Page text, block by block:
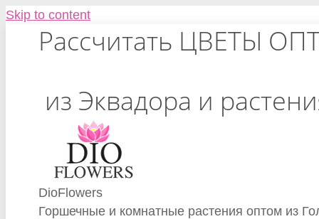
Skip to content
Рассчитать ЦВЕТЫ
из Эквадора и
DioFlowers
Горшечные и комнатные растения оптом из